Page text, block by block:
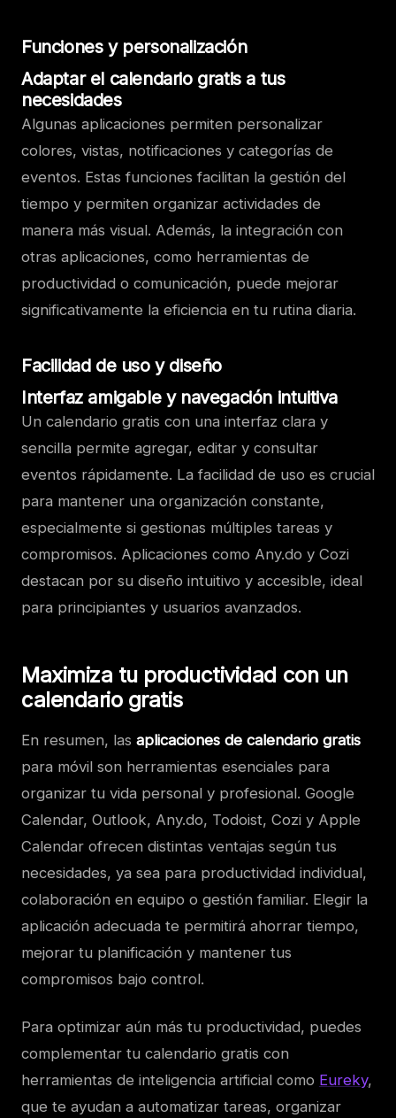
Funciones y personalización
Adaptar el calendario gratis a tus
necesidades
Algunas aplicaciones permiten personalizar
colores, vistas, notificaciones y categorías de
eventos. Estas funciones facilitan la gestión del
tiempo y permiten organizar actividades de
manera más visual. Además, la integración con
otras aplicaciones, como herramientas de
productividad o comunicación, puede mejorar
significativamente la eficiencia en tu rutina diaria.
Facilidad de uso y diseño
Interfaz amigable y navegación intuitiva
Un calendario gratis con una interfaz clara y
sencilla permite agregar, editar y consultar
eventos rápidamente. La facilidad de uso es crucial
para mantener una organización constante,
especialmente si gestionas múltiples tareas y
compromisos. Aplicaciones como Any.do y Cozi
destacan por su diseño intuitivo y accesible, ideal
para principiantes y usuarios avanzados.
Maximiza tu productividad con un
calendario gratis
En resumen, las aplicaciones de calendario gratis
para móvil son herramientas esenciales para
organizar tu vida personal y profesional. Google
Calendar, Outlook, Any.do, Todoist, Cozi y Apple
Calendar ofrecen distintas ventajas según tus
necesidades, ya sea para productividad individual,
colaboración en equipo o gestión familiar. Elegir la
aplicación adecuada te permitirá ahorrar tiempo,
mejorar tu planificación y mantener tus
compromisos bajo control.
Para optimizar aún más tu productividad, puedes
complementar tu calendario gratis con
herramientas de inteligencia artificial como Eureky,
que te ayudan a automatizar tareas, organizar